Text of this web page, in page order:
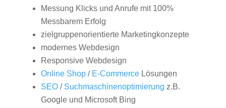
Messung Klicks und Anrufe mit 100%
Messbarem Erfolg
zielgruppenorientierte Marketingkonzepte
modernes Webdesign
Responsive Webdesign
Online Shop/ E-CommerceLösungen
SEO/ Suchmaschinenoptimierung z.B.
Google und Microsoft Bing